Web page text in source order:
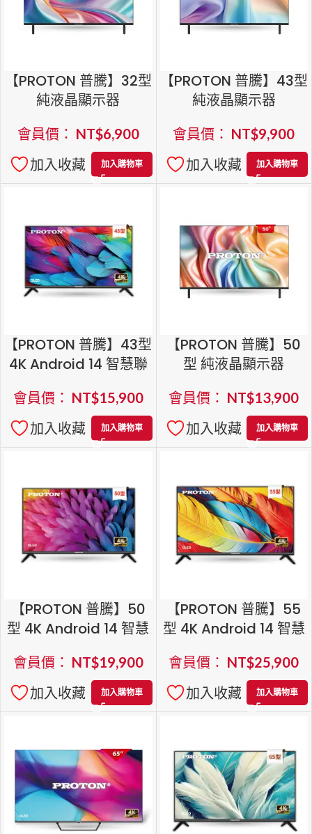
【PROTON 普騰】32型
純液晶顯示器
會員價： NT$6,900
加入收藏
加入購物車
【PROTON 普騰】43型
純液晶顯示器
會員價： NT$9,900
加入收藏
加入購物車
【PROTON 普騰】43型
4K Android 14 智慧聯
會員價： NT$15,900
加入收藏
加入購物車
【PROTON 普騰】50
型 純液晶顯示器
會員價： NT$13,900
加入收藏
加入購物車
【PROTON 普騰】50
型 4K Android 14 智慧
會員價： NT$19,900
加入收藏
加入購物車
【PROTON 普騰】55
型 4K Android 14 智慧
會員價： NT$25,900
加入收藏
加入購物車